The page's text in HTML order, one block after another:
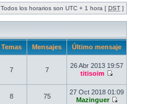
Todos los horarios son UTC + 1 hora [ DST ]
Temas Mensajes Último mensaje
7 7
26 Abr 2013 19:57
titisoim
8 75
27 Oct 2018 01:09
Mazinguer